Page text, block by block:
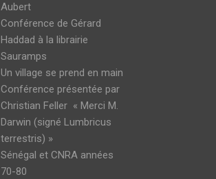
Aubert
Conférence de Gérard
Haddad à la librairie
Sauramps
Un village se prend en main
Conférence présentée par
Christian Feller « Merci M.
Darwin (signé Lumbricus
terrestris) »
Sénégal et CNRA années
70-80